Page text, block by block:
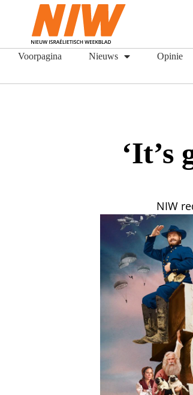
Voorpagina Nieuws Opinie
‘It’s
NIW